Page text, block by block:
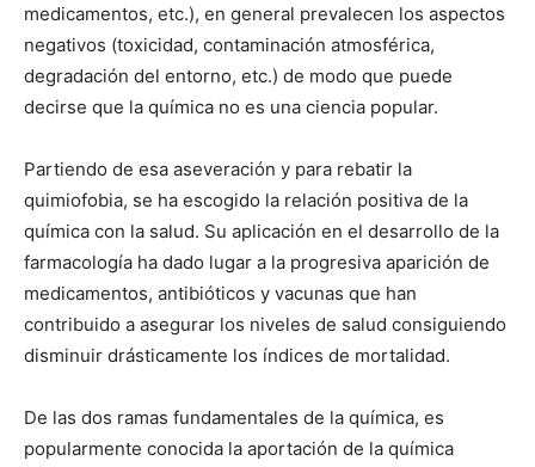
medicamentos, etc.), en general prevalecen los aspectos
negativos (toxicidad, contaminación atmosférica,
degradación del entorno, etc.) de modo que puede
decirse que la química no es una ciencia popular.
Partiendo de esa aseveración y para rebatir la
quimiofobia, se ha escogido la relación positiva de la
química con la salud. Su aplicación en el desarrollo de la
farmacología ha dado lugar a la progresiva aparición de
medicamentos, antibióticos y vacunas que han
contribuido a asegurar los niveles de salud consiguiendo
disminuir drásticamente los índices de mortalidad.
De las dos ramas fundamentales de la química, es
popularmente conocida la aportación de la química